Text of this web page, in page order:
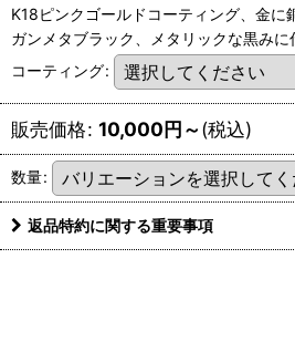
K18ピンクゴールドコーティング、金
ガンメタブラック、メタリックな黒みに
コーティング:
販売価格: 10,000円～(税込)
数量:
返品特約に関する重要事項